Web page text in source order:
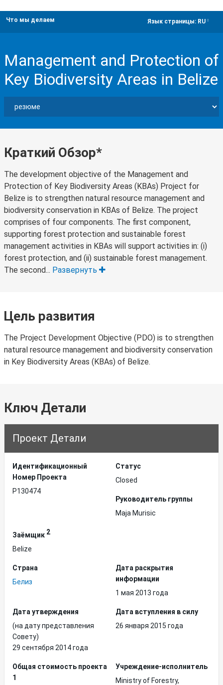
Что мы делаем Язык страницы: RU
Management and Protection of
Key Biodiversity Areas in Belize
Краткий Обзор*
The development objective of the Management and
Protection of Key Biodiversity Areas (KBAs) Project for
Belize is to strengthen natural resource management and
biodiversity conservation in KBAs of Belize. The project
comprises of four components. The first component,
supporting forest protection and sustainable forest
management activities in KBAs will support activities in: (i)
forest protection, and (ii) sustainable forest management.
The second... Развернуть
Цель развития
The Project Development Objective (PDO) is to strengthen
natural resource management and biodiversity conservation
in Key Biodiversity Areas (KBAs) of Belize.
Ключ Детали
Проект Детали
Идентификационный
Hомер Проекта
P130474
Статус
Closed
Руководитель группы
Maja Murisic
Заёмщик 2
Belize
Страна
Белиз
Дата раскрытия
информации
1 мая 2013 года
Дата утверждения
(на дату представления
Совету)
29 сентября 2014 года
Дата вступления в силу
26 января 2015 года
Общая стоимость проекта
1
Учреждение-исполнитель
Ministry of Forestry,